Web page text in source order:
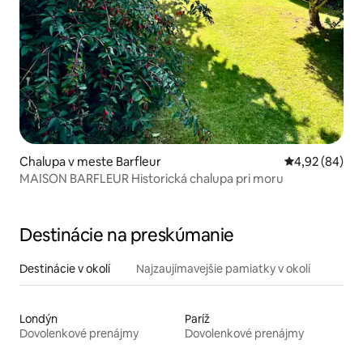
Chalupa v meste Barfleur Priemerné
4,92 (84)
MAISON BARFLEUR Historická chalupa pri moru
Destinácie na preskúmanie
Destinácie v okolí Najzaujímavejšie pamiatky v okolí
Londýn
Dovolenkové prenájmy
Paríž
Dovolenkové prenájmy